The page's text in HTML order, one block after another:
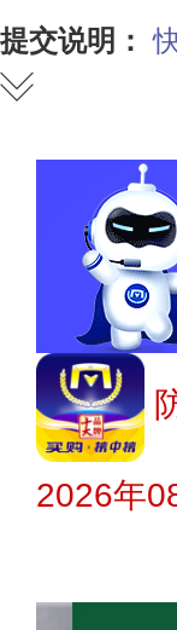
提交说明：
2026年